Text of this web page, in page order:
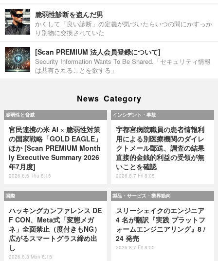
脆弱性診断を盗んだ男
かくして「良い診断」の定義が気づいたらいつの間にかすっか
り別物に交換されていた
[Scan PREMIUM 法人会員登録について]
Security Information Wants To Be Shared.「セキュリティ情報
は共有されることを欲する」
News Category
脆弱性と脅威
官民連携の米 AI × 脆弱性対策
の国家戦略「GOLD EAGLE」
ほか [Scan PREMIUM Month
ly Executive Summary 2026
年7月度]
2026.8.6 Thu 8:15
インシデント・事故
宇都宮病院職員の患者情報利
用による別医療機関のダイレ
クトメール郵送、調査の結果
直接的金銭的利益の受領が無
いことを確認
2026.8.7 Fri 8:05
国際
ハッキングカンファレンス DE
F CON、Meta式「変態メガ
ネ」全面禁止（度付きもNG）
広がるスマートグラス締め出
し
2026.8.3 Mon 8:15
製品・サービス・業界動向
スリーシェイクのエンジニア
4 名が翻訳『実践 プラットフ
ォームエンジニアリング』8 /
24 発売
2026.8.7 Fri 8:00